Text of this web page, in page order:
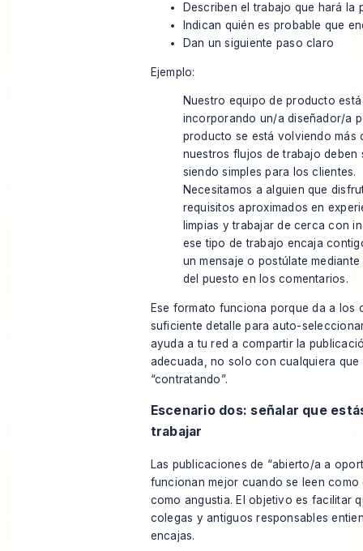
Describen el trabajo que hará la
Indican quién es probable que
Dan un siguiente paso claro
Ejemplo:
Nuestro equipo de producto está
incorporando un/a diseñador/a
producto se está volviendo más
nuestros flujos de trabajo deben
siendo simples para los clientes.
Necesitamos a alguien que
requisitos aproximados en
limpias y trabajar de cerca con
ese tipo de trabajo encaja
un mensaje o postúlate
del puesto en los comentarios.
Ese formato funciona porque da a los
suficiente detalle para auto-
ayuda a tu red a compartir la
adecuada, no solo con cualquiera que
“contratando”.
Escenario dos: señalar que
trabajar
Las publicaciones de “abierto/a a
funcionan mejor cuando se leen
como angustia. El objetivo es facilitar
colegas y antiguos responsables
encajas.